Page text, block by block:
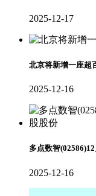
2025-12-17
北京将新增一座超
2025-12-16
多点数智
2025-12-16